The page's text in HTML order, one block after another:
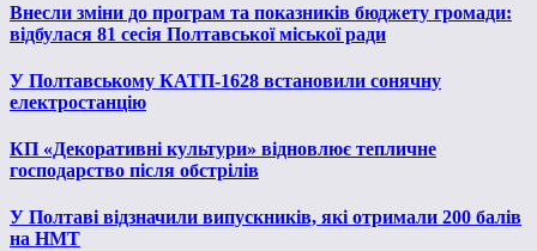
Внесли зміни до програм та показників бюджету громади:
відбулася 81 сесія Полтавської міської ради
У Полтавському КАТП-1628 встановили сонячну
електростанцію
КП «Декоративні культури» відновлює тепличне
господарство після обстрілів
У Полтаві відзначили випускників, які отримали 200 балів
на НМТ